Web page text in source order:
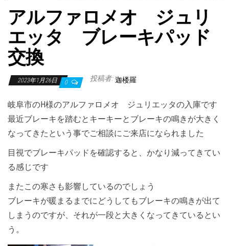
アルファロメオ ジュリ
エッタ ブレーキパッド
交換
2023年1月26日 0 投稿者: 迦楼羅
岐阜市のH様のアルファロメオ ジュリエッタの入庫です
最近ブレーキを踏むとキーキーとブレーキの鳴きが大きく
なってきたという事でご相談にご来店になられました
目視でブレーキパッドを確認すると、かなり減ってきてい
る感じです
またこの寒さも影響しているのでしょう
ブレーキが暖まるまでにどうしてもブレーキの鳴きが出て
しまうのですが、それが一段と大きくなってきているとい
う。